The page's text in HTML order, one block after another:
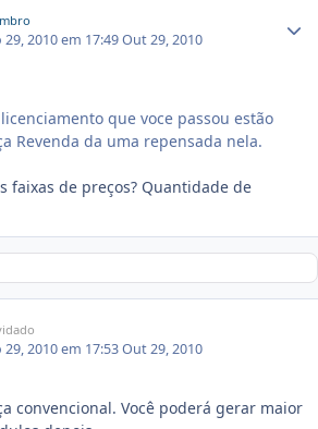
2010 em 17:49Out 29, 2010
que voce passou estão
Revenda da uma repensada nela.
faixas de preços? Quantidade de
2010 em 17:53Out 29, 2010
convencional. Você poderá gerar maior